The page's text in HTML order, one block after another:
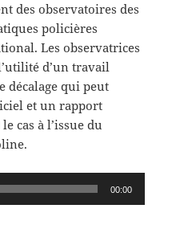
des observatoires des
policières
Les observatrices
d’un travail
décalage qui peut
et un rapport
cas à l’issue du
00:00